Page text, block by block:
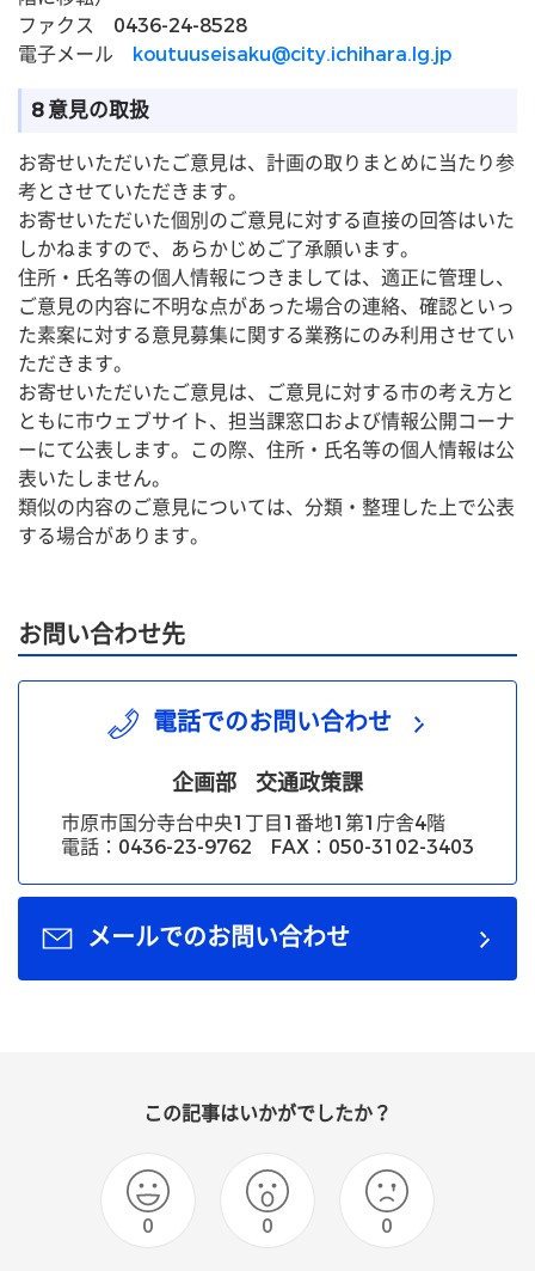
ファクス 0436-24-8528
電子メール koutuuseisaku@city.ichihara.lg.jp
8 意見の取扱
お寄せいただいたご意見は、計画の取りまとめに当たり参
考とさせていただきます。
お寄せいただいた個別のご意見に対する直接の回答はいた
しかねますので、あらかじめご了承願います。
住所・氏名等の個人情報につきましては、適正に管理し、
ご意見の内容に不明な点があった場合の連絡、確認といっ
た素案に対する意見募集に関する業務にのみ利用させてい
ただきます。
お寄せいただいたご意見は、ご意見に対する市の考え方と
ともに市ウェブサイト、担当課窓口および情報公開コーナ
ーにて公表します。この際、住所・氏名等の個人情報は公
表いたしません。
類似の内容のご意見については、分類・整理した上で公表
する場合があります。
お問い合わせ先
電話でのお問い合わせ
企画部 交通政策課
市原市国分寺台中央1丁目1番地1第1庁舎4階
電話：0436-23-9762 FAX：050-3102-3403
メールでのお問い合わせ
この記事はいかがでしたか？
0 0 0